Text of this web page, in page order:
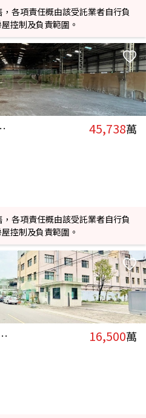
各項責任概由該受託業者自行負
控制及負責範圍。
工大廠房 45,738萬
各項責任概由該受託業者自行負
控制及負責範圍。
安平產業園區) 16,500萬